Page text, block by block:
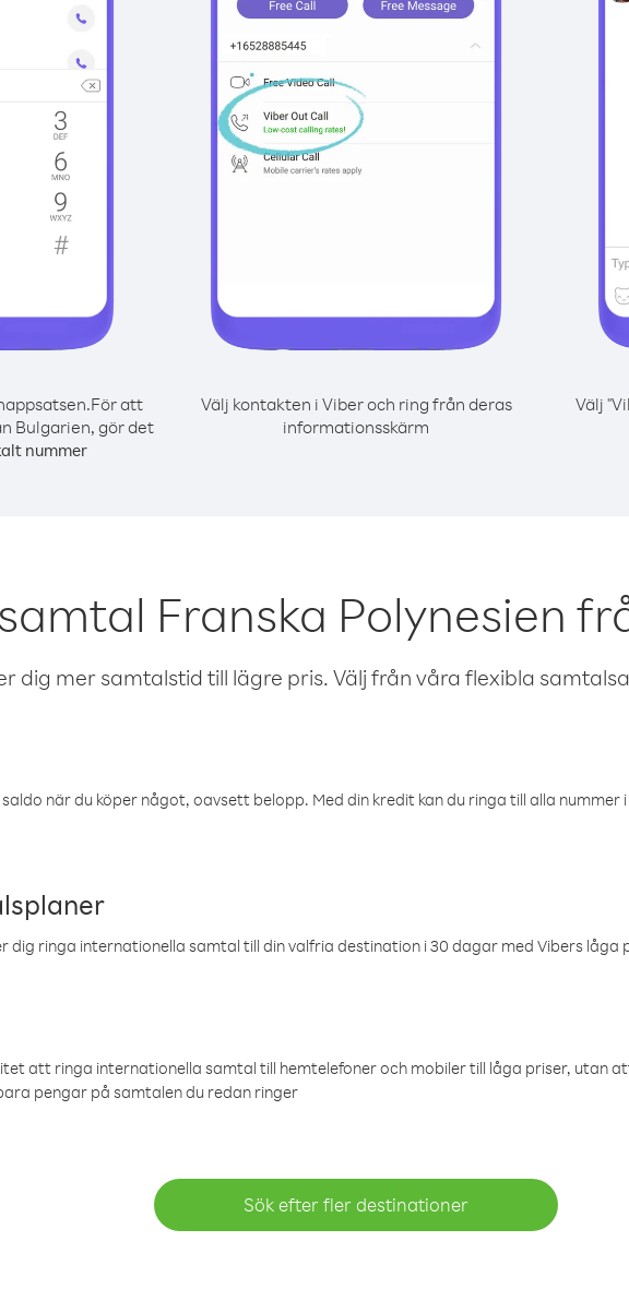
För att
Bulgarien, gör det
nummer
Välj kontakten i Viber och ring från deras
informationsskärm
Välj
Franska Polynesien
dig mer samtalstid till lägre pris. Välj från våra flexibla
när du köper något, oavsett belopp. Med din kredit kan du ringa till alla nummer
ringa internationella samtal till din valfria destination i 30 dagar med Vibers låga
att ringa internationella samtal till hemtelefoner och mobiler till låga priser, utan
pengar på samtalen du redan ringer
Sök efter fler destinationer